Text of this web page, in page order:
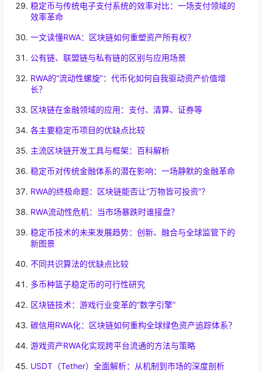
稳定币与传统电子支付系统的效率对比：一场支付领域的
效率革命
一文读懂RWA：区块链如何重塑资产所有权？
公有链、联盟链与私有链的区别与应用场景
RWA的“流动性螺旋”：代币化如何自我驱动资产价值增
长？
区块链在金融领域的应用：支付、清算、证券等
各主要稳定币项目的优缺点比较
主流区块链开发工具与框架：百科解析
稳定币对传统金融体系的潜在影响：一场静默的金融革命
RWA的终极命题：区块链能否让“万物皆可投资”？
RWA流动性危机：当市场暴跌时谁接盘？
稳定币技术的未来发展趋势：创新、融合与全球监管下的
新图景
不同共识算法的优缺点比较
多币种篮子稳定币的可行性研究
区块链技术：游戏行业变革的“数字引擎”
碳信用RWA化：区块链如何重构全球绿色资产追踪体系？
游戏资产RWA化实现跨平台流通的方法与策略
USDT（Tether）全面解析：从机制到市场的深度剖析